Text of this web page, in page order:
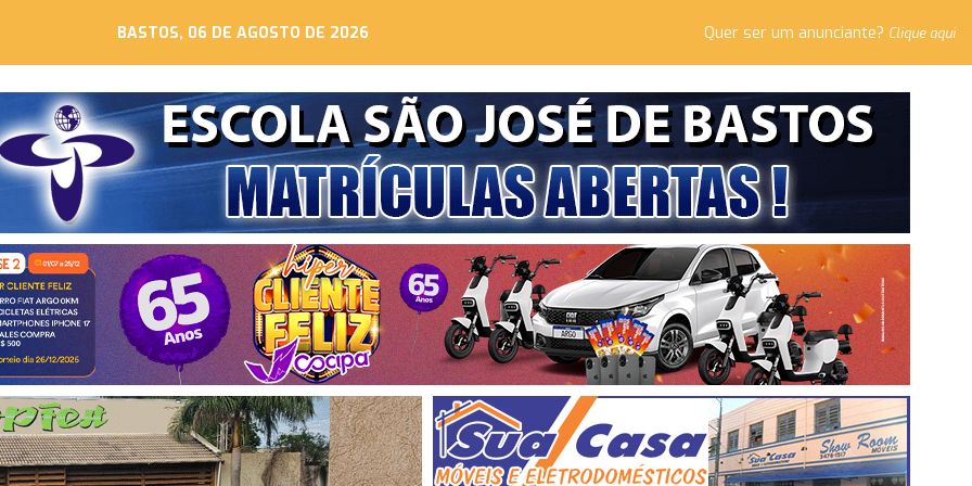
BASTOS, 06 DE AGOSTO DE 2026 Quer ser um anunciante? Clique aqui